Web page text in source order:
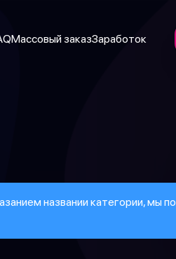
Массовый заказЗаработок
названии категории, мы